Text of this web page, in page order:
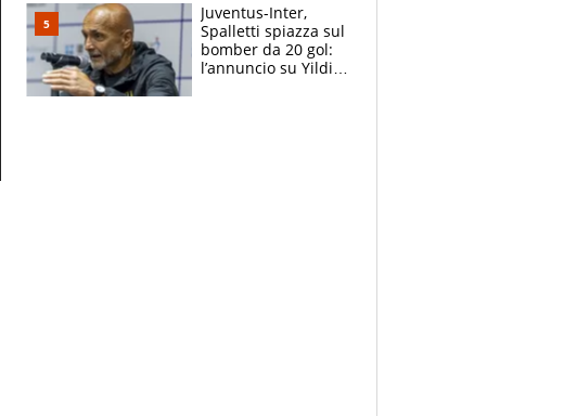
Juventus-Inter,
Spalletti spiazza sul
bomber da 20 gol:
l’annuncio su Yildiz